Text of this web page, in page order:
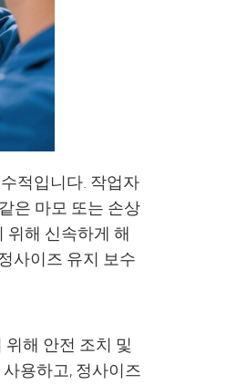
적입니다. 작업자
은 마모 또는 손상
위해 신속하게 해
사이즈 유지 보수
해 안전 조치 및
용하고, 정사이즈